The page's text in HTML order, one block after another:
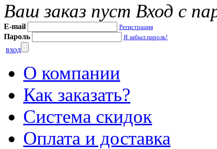
Ваш заказ пуст Вход с
E-mail Регистрация
Пароль Я забыл пароль!
вход
О компании
Как заказать?
Система скидок
Оплата и доставка